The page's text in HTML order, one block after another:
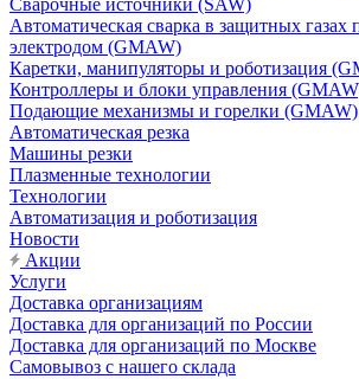
Сварочные источники (SAW)
Автоматическая сварка в защитных газах
электродом (GMAW)
Каретки, манипуляторы и роботизация
Контроллеры и блоки управления
Подающие механизмы и горелки (GMAW)
Автоматическая резка
Машины резки
Плазменные технологии
Технологии
Автоматизация и роботизация
Новости
Акции
Услуги
Доставка организациям
Доставка для организаций по России
Доставка для организаций по Москве
Самовывоз с нашего склада